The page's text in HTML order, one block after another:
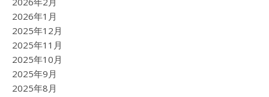
2026年1月
2025年12月
2025年11月
2025年10月
2025年9月
2025年8月